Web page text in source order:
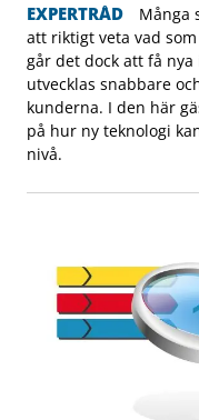
EXPERTRÅD
Många
att riktigt veta vad
går det dock att få
utvecklas snabbare
kunderna. I den här
på hur ny teknologi
nivå.